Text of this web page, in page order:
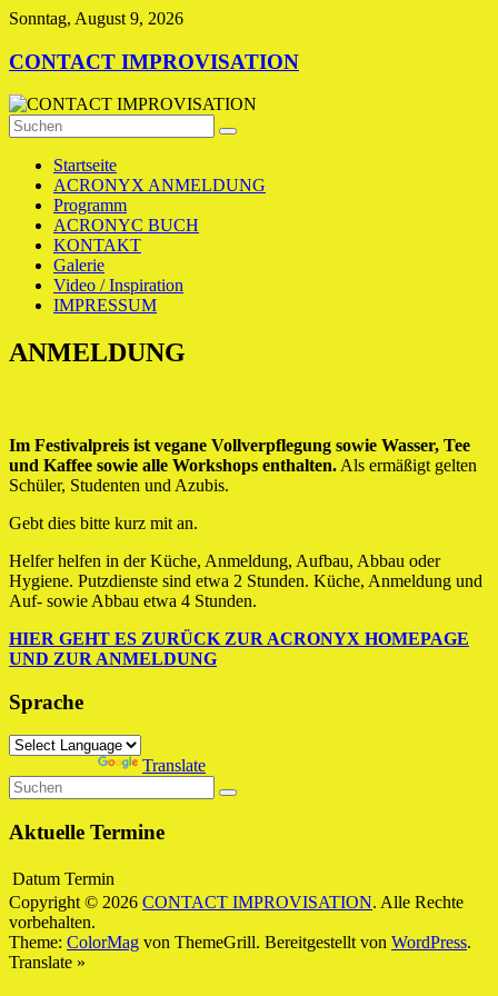
Zum
springen
Sonntag, August 9, 2026
CONTACT IMPROVISATION
Startseite
ACRONYX ANMELDUNG
Programm
ACRONYC BUCH
KONTAKT
Galerie
Video / Inspiration
IMPRESSUM
ANMELDUNG
Im Festivalpreis ist vegane Vollverpflegung sowie Wasser, Tee
und Kaffee sowie alle Workshops enthalten. Als ermäßigt gelten
Schüler, Studenten und Azubis.
Gebt dies bitte kurz mit an.
Helfer helfen in der Küche, Anmeldung, Aufbau, Abbau oder
Hygiene. Putzdienste sind etwa 2 Stunden. Küche, Anmeldung und
Auf- sowie Abbau etwa 4 Stunden.
HIER GEHT ES ZURÜCK ZUR ACRONYX HOMEPAGE
UND ZUR ANMELDUNG
Sprache
Translate
Aktuelle Termine
Datum Termin
Copyright © 2026 CONTACT IMPROVISATION. Alle Rechte
vorbehalten.
Theme: ColorMag von ThemeGrill. Bereitgestellt von WordPress.
Translate »